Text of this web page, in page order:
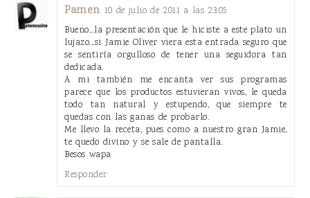
Pamen 10 de julio de 2011 a las 23:05
Bueno...la presentación que le hiciste a este plato un
lujazo...si Jamie Oliver viera esta entrada seguro que
se sentiría orgulloso de tener una seguidora tan
dedicada.
A mi también me encanta ver sus programas
parece que los productos estuvieran vivos, le queda
todo tan natural y estupendo, que siempre te
quedas con las ganas de probarlo.
Me llevo la receta, pues como a nuestro gran Jamie,
te quedo divino y se sale de pantalla.
Besos wapa
Responder